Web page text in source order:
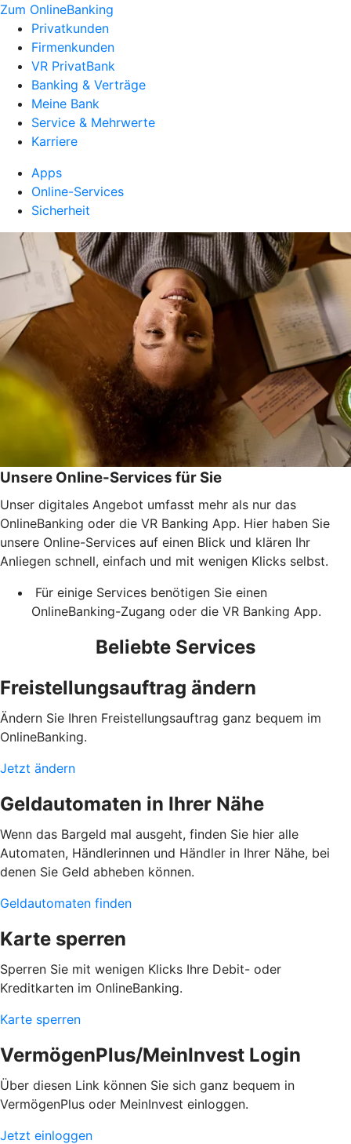
Zum OnlineBanking
Privatkunden
Firmenkunden
VR PrivatBank
Banking & Verträge
Meine Bank
Service & Mehrwerte
Karriere
Apps
Online-Services
Sicherheit
Unsere Online-Services für Sie
Unser digitales Angebot umfasst mehr als nur das
OnlineBanking oder die VR Banking App. Hier haben Sie
unsere Online-Services auf einen Blick und klären Ihr
Anliegen schnell, einfach und mit wenigen Klicks selbst.
Für einige Services benötigen Sie einen
OnlineBanking-Zugang oder die VR Banking App.
Beliebte Services
Freistellungsauftrag ändern
Ändern Sie Ihren Freistellungsauftrag ganz bequem im
OnlineBanking.
Jetzt ändern
Geldautomaten in Ihrer Nähe
Wenn das Bargeld mal ausgeht, finden Sie hier alle
Automaten, Händlerinnen und Händler in Ihrer Nähe, bei
denen Sie Geld abheben können.
Geldautomaten finden
Karte sperren
Sperren Sie mit wenigen Klicks Ihre Debit- oder
Kreditkarten im OnlineBanking.
Karte sperren
VermögenPlus/MeinInvest Login
Über diesen Link können Sie sich ganz bequem in
VermögenPlus oder MeinInvest einloggen.
Jetzt einloggen